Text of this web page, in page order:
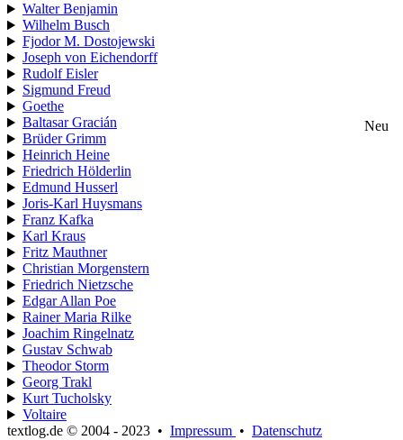
Walter Benjamin
Wilhelm Busch
Fjodor M. Dostojewski
Joseph von Eichendorff
Rudolf Eisler
Sigmund Freud
Goethe
Baltasar Gracián
Neu
Brüder Grimm
Heinrich Heine
Friedrich Hölderlin
Edmund Husserl
Joris-Karl Huysmans
Franz Kafka
Karl Kraus
Fritz Mauthner
Christian Morgenstern
Friedrich Nietzsche
Edgar Allan Poe
Rainer Maria Rilke
Joachim Ringelnatz
Gustav Schwab
Theodor Storm
Georg Trakl
Kurt Tucholsky
Voltaire
textlog.de © 2004 - 2023 • Impressum • Datenschutz